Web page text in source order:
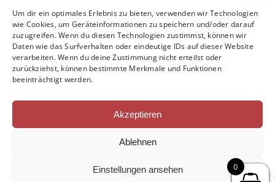
Um dir ein optimales Erlebnis zu bieten, verwenden wir Technologien
wie Cookies, um Geräteinformationen zu speichern und/oder darauf
zuzugreifen. Wenn du diesen Technologien zustimmst, können wir
Daten wie das Surfverhalten oder eindeutige IDs auf dieser Website
verarbeiten. Wenn du deine Zustimmung nicht erteilst oder
zurückziehst, können bestimmte Merkmale und Funktionen
beeinträchtigt werden.
Akzeptieren
Ablehnen
Einstellungen ansehen
ISO ZERTIFIZIERUNG
0